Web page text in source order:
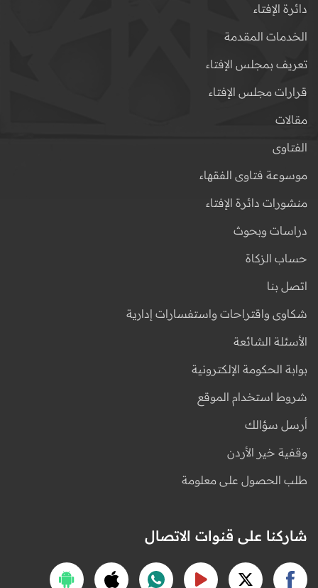
دائرة الإفتاء
الخدمات المقدمة
تعريف بمجلس الإفتاء
قرارات مجلس الإفتاء
مقالات
الفتاوى
موسوعة فتاوى الفقهاء
منشورات دائرة الإفتاء
دراسات وبحوث
حساب الزكاة
اتصل بنا
شكاوى واقتراحات واستفسارات إدارية
الأسئلة الشائعة
بوابة الحكومة الإلكترونية
شروط استخدام الموقع
أرسل سؤالك
وقفية خير الأردن
طلب الحصول على معلومة
شاركنا على قنوات الاتصال